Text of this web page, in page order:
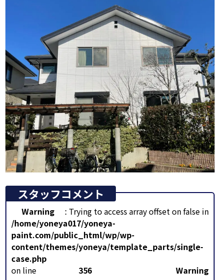
スタッフコメント
Warning
: Trying to access array offset on false in
/home/yoneya017/yoneya-
paint.com/public_html/wp/wp-
content/themes/yoneya/template_parts/single-
case.php
on line
356
Warning